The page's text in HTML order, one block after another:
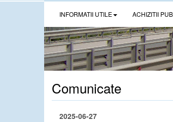
INFORMATII UTILE ACHIZITII
Comunicate
2025-06-27